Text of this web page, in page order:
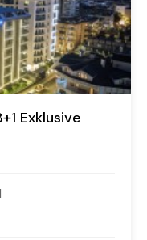
Exklusive